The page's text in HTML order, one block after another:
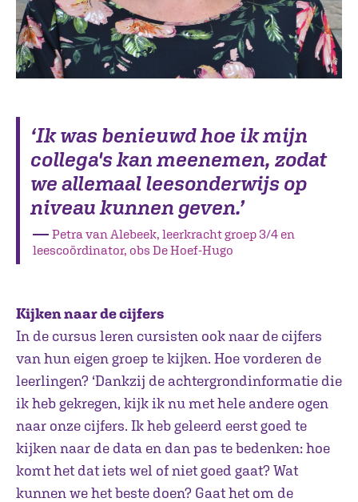
‘Ik was benieuwd hoe ik mijn
collega's kan meenemen, zodat
we allemaal leesonderwijs op
niveau kunnen geven.’
― Petra van Alebeek, leerkracht groep 3/4 en
leescoördinator, obs De Hoef-Hugo
Kijken naar de cijfers
In de cursus leren cursisten ook naar de cijfers
van hun eigen groep te kijken. Hoe vorderen de
leerlingen? ‘Dankzij de achtergrondinformatie die
ik heb gekregen, kijk ik nu met hele andere ogen
naar onze cijfers. Ik heb geleerd eerst goed te
kijken naar de data en dan pas te bedenken: hoe
komt het dat iets wel of niet goed gaat? Wat
kunnen we het beste doen? Gaat het om de